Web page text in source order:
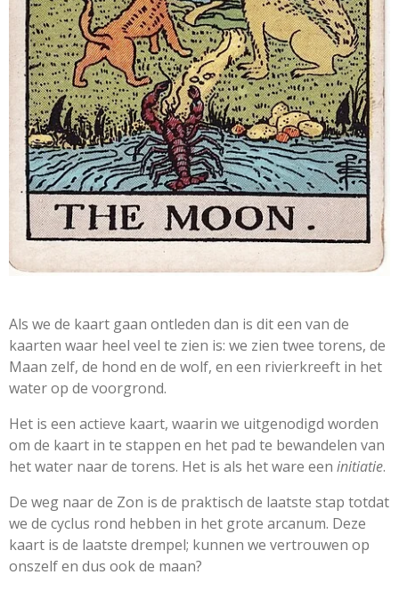
Als we de kaart gaan ontleden dan is dit een van de
kaarten waar heel veel te zien is: we zien twee torens, de
Maan zelf, de hond en de wolf, en een rivierkreeft in het
water op de voorgrond.
Het is een actieve kaart, waarin we uitgenodigd worden
om de kaart in te stappen en het pad te bewandelen van
het water naar de torens. Het is als het ware een initiatie.
De weg naar de Zon is de praktisch de laatste stap totdat
we de cyclus rond hebben in het grote arcanum. Deze
kaart is de laatste drempel; kunnen we vertrouwen op
onszelf en dus ook de maan?